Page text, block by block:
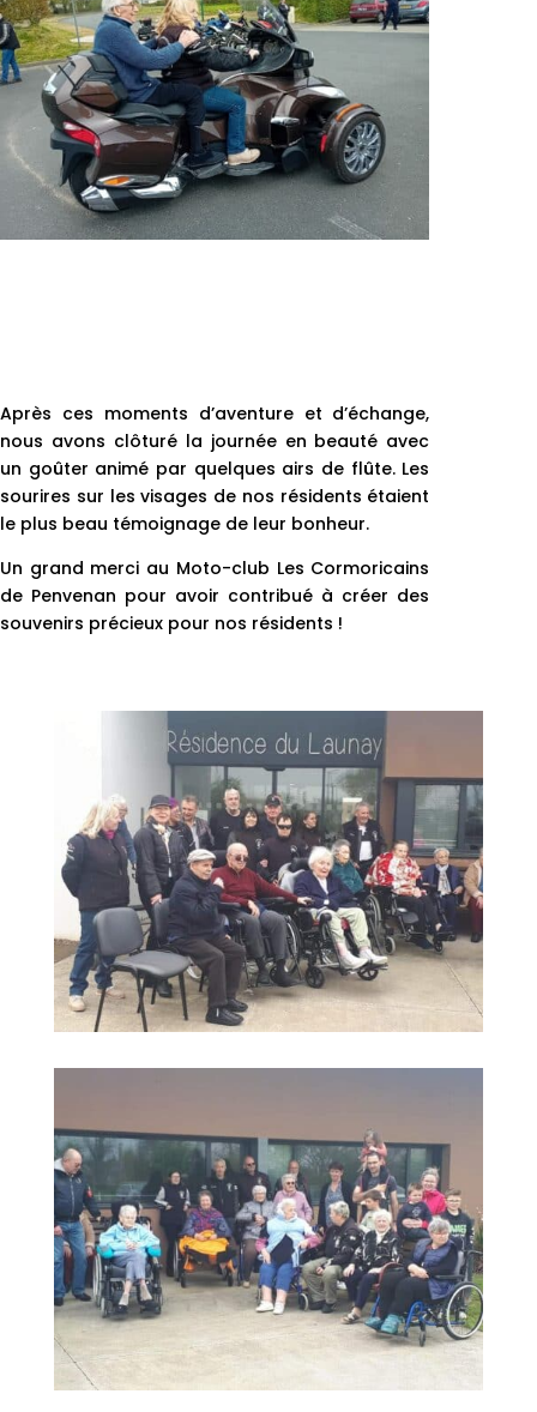
Après ces moments d’aventure et d’échange,
nous avons clôturé la journée en beauté avec
un goûter animé par quelques airs de flûte. Les
sourires sur les visages de nos résidents étaient
le plus beau témoignage de leur bonheur.
Un grand merci au Moto-club Les Cormoricains
de Penvenan pour avoir contribué à créer des
souvenirs précieux pour nos résidents !